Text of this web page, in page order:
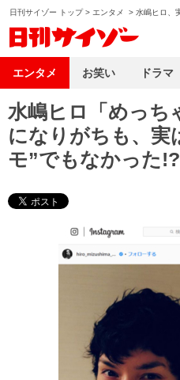
日刊サイゾー トップ> エンタメ > 水嶋ヒロ、
水嶋ヒロ「めっち
になりがちも、実
モ”でもなかった!?
エンタメ お笑い ドラマ